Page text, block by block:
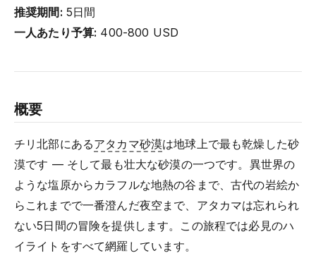
推奨期間: 5日間
一人あたり予算: 400-800 USD
概要
チリ北部にあるアタカマ砂漠は地球上で最も乾燥した砂
漠です — そして最も壮大な砂漠の一つです。異世界の
ような塩原からカラフルな地熱の谷まで、古代の岩絵か
らこれまでで一番澄んだ夜空まで、アタカマは忘れられ
ない5日間の冒険を提供します。この旅程では必見のハ
イライトをすべて網羅しています。